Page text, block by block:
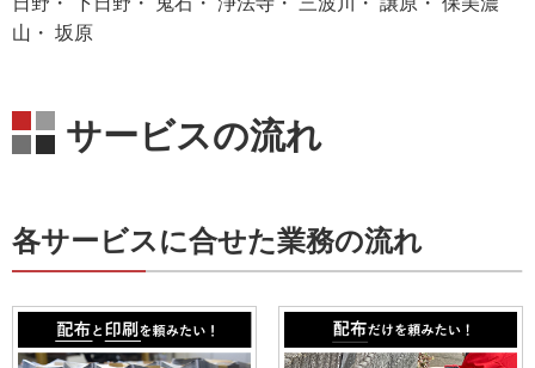
山・ 坂原
サービスの流れ
各サービスに合せた業務の流れ